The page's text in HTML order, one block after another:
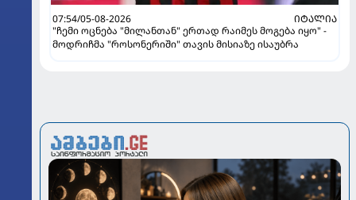
07:54/05-08-2026
ᲘᲢᲐᲚᲘᲐ
"ჩემი ოცნება "მილანთან" ერთად რაიმეს მოგება იყო" -
მოდრიჩმა "როსონერიში" თავის მისიაზე ისაუბრა